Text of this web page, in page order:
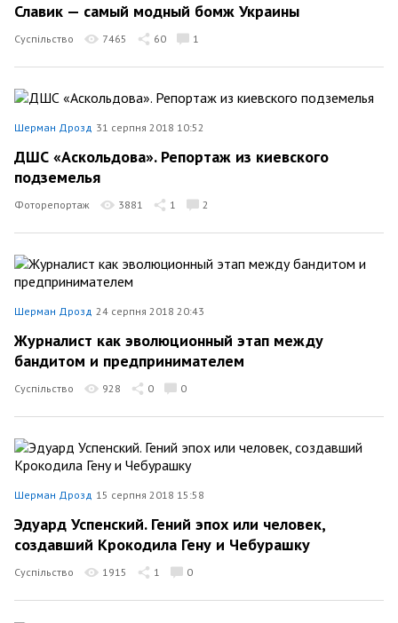
Славик — самый модный бомж Украины
Суспільство 7465 60 1
Шерман Дрозд 31 серпня 2018 10:52
ДШС «Аскольдова». Репортаж из киевского
подземелья
Фоторепортаж 3881 1 2
Шерман Дрозд 24 серпня 2018 20:43
Журналист как эволюционный этап между
бандитом и предпринимателем
Суспільство 928 0 0
Шерман Дрозд 15 серпня 2018 15:58
Эдуард Успенский. Гений эпох или человек,
создавший Крокодила Гену и Чебурашку
Суспільство 1915 1 0